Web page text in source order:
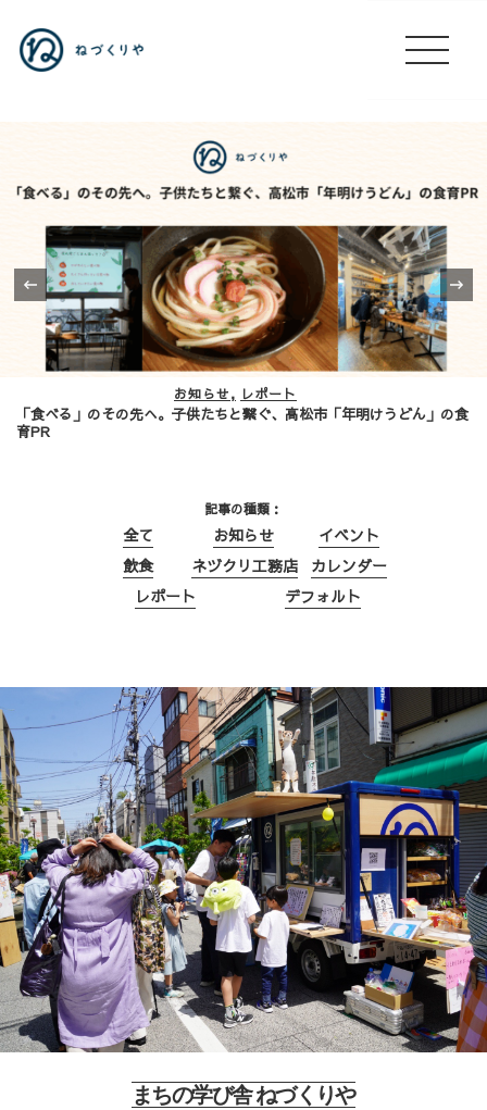
お知らせ レポート
「食べる」のその先へ。子供たちと繋ぐ、高松市「年明けうどん」の食
育PR
‹
記事の種類
全て お知らせ
イベント
飲食
ネヅクリ工務店
カレンダー
レポート
デフォルト
まちの学び舎 ねづくりや